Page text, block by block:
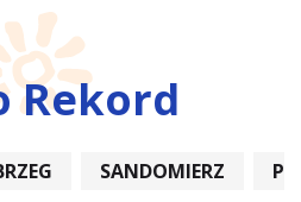
Rekord
SANDOMIERZ